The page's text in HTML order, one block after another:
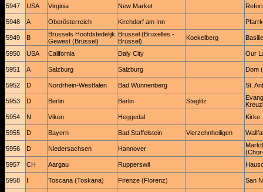
5947 USA Virginia New Market
5948 A Oberösterreich Kirchdorf am Inn
5949 B
Brussels Hoofdstedelijk
Gewest (Brüssel)
Brussel (Bruxelles -
Brüssel)
Koekelberg
5950 USA California Daly City Our
5951 A Salzburg Salzburg Dom
5952 D Nordrhein-Westfalen Bad Wünnenberg St.
5953 D Berlin Berlin Steglitz
5954
N Viken Heggedal Kirke
5955 D Bayern Bad Staffelstein Vierzehnheiligen
5956 D Niedersachsen Hannover
5957
CH Aargau Rupperswil
5958 I Toscana (Toskana) Firenze (Florenz) San